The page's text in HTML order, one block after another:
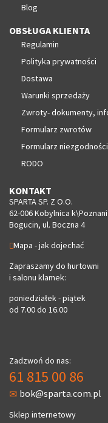
Blog
OBSŁUGA KLIENTA
Regulamin
Polityka prywatności
Dostawa
Warunki sprzedaży
Zwroty- dokumenty,
Formularz zwrotów
Formularz
RODO
KONTAKT
SPARTA SP. Z O.O.
62-006 Kobylnica
Bogucin, ul. Boczna 4
Mapa - jak dojechać
Zapraszamy do hurtowni
i salonu klamek:
poniedziałek - piątek
od 7.00 do 16.00
Zadzwoń do nas:
61 815 00 86
bok@sparta.com.pl
Sklep internetowy